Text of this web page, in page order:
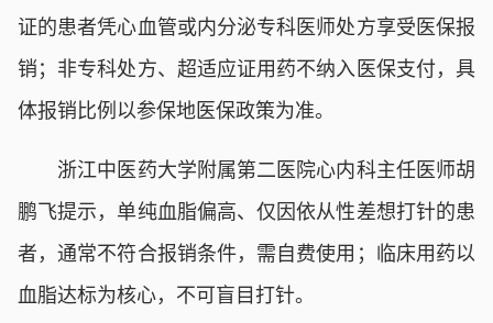
证的患者凭心血管或内分泌专科医师处方享受医保报
销；非专科处方、超适应证用药不纳入医保支付，具
体报销比例以参保地医保政策为准。
浙江中医药大学附属第二医院心内科主任医师胡
鹏飞提示，单纯血脂偏高、仅因依从性差想打针的患
者，通常不符合报销条件，需自费使用；临床用药以
血脂达标为核心，不可盲目打针。